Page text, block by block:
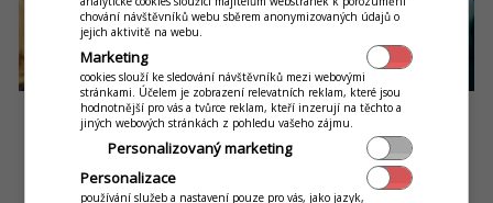
On-line marketing je nejefektivnější a nejlevnější cesta
získávání nových zákazníků
chování návštěvníků webu sběrem anonymizovaných údajů o
jejich aktivitě na webu.
Marketing
cookies slouží ke sledování návštěvníků mezi webovými
stránkami. Účelem je zobrazení relevatních reklam, které jsou
hodnotnější pro vás a tvůrce reklam, kteří inzerují na těchto a
jiných webových stránkách z pohledu vašeho zájmu.
Personalizovaný marketing
Personalizace
používání služeb a nastavení pouze pro vás, jako jazyk,